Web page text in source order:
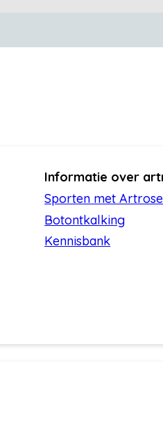
Informatie over
Sporten met Artrose
Botontkalking
Kennisbank